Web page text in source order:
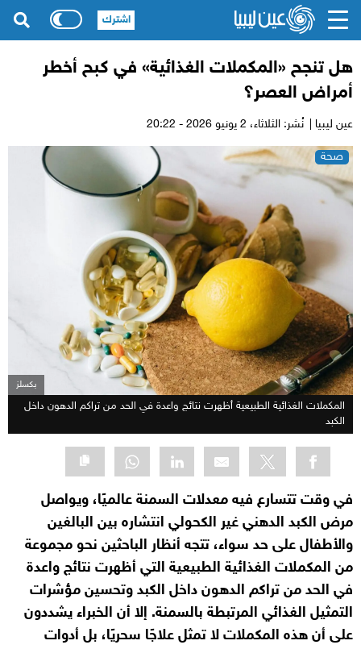
هل تنجح «المكملات الغذائية» في كبح أخطر
أمراض العصر؟
عين ليبيا | نُشر: الثلاثاء،
صحة
بكسلز
المكملات الغذائية الطبيعية أظهرت نتائج واعدة في الحد من تراكم الدهون داخل
الكبد
في وقت تتسارع فيه معدلات السمنة عالميًا، ويواصل
مرض الكبد الدهني غير الكحولي انتشاره بين البالغين
والأطفال على حد سواء، تتجه أنظار الباحثين نحو مجموعة
من المكملات الغذائية الطبيعية التي أظهرت نتائج واعدة
في الحد من تراكم الدهون داخل الكبد وتحسين مؤشرات
التمثيل الغذائي المرتبطة بالسمنة. إلا أن الخبراء يشددون
على أن هذه المكملات لا تمثل علاجًا سحريًا، بل أدوات
اشترك